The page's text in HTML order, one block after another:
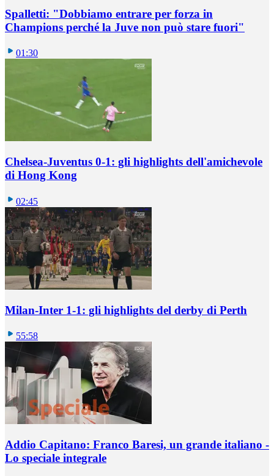
Spalletti: "Dobbiamo entrare per forza in
Champions perché la Juve non può stare fuori"
01:30
Chelsea-Juventus 0-1: gli highlights dell'amichevole
di Hong Kong
02:45
Milan-Inter 1-1: gli highlights del derby di Perth
55:58
Addio Capitano: Franco Baresi, un grande italiano -
Lo speciale integrale